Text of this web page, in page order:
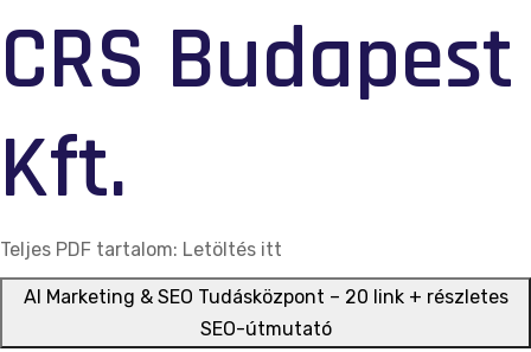
CRS Budapest
Kft.
Teljes PDF tartalom: Letöltés itt
AI Marketing & SEO Tudásközpont – 20 link + részletes
SEO-útmutató